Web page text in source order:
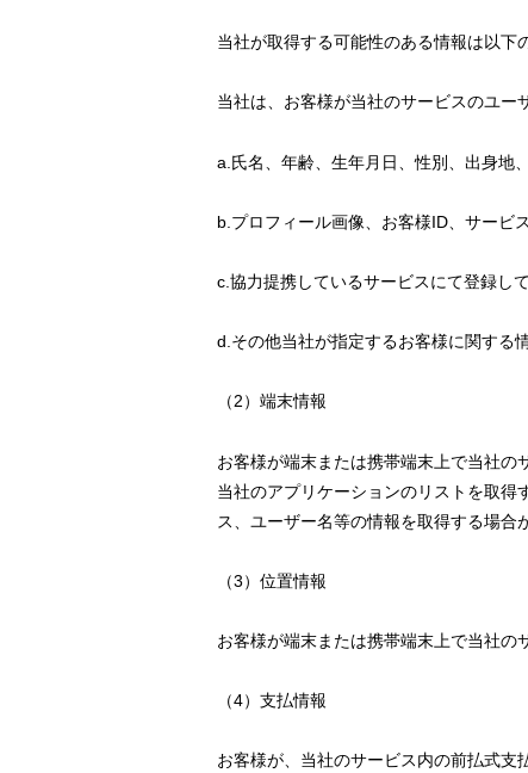
当社が取得する可能性のある情報は以下
当社は、お客様が当社のサービスのユー
a.氏名、年齢、生年月日、性別、出身地
b.プロフィール画像、お客様ID、サービ
c.協力提携しているサービスにて登録し
d.その他当社が指定するお客様に関する
（2）端末情報
お客様が端末または携帯端末上で当社の
当社のアプリケーションのリストを取得
ス、ユーザー名等の情報を取得する場合
（3）位置情報
お客様が端末または携帯端末上で当社の
（4）支払情報
お客様が、当社のサービス内の前払式